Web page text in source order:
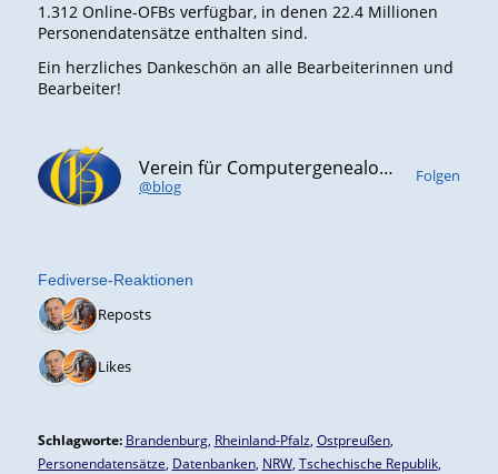
1.312 Online-OFBs verfügbar, in denen 22.4 Millionen
Personendatensätze enthalten sind.
Ein herzliches Dankeschön an alle Bearbeiterinnen und
Bearbeiter!
Verein für Computergenealogie e.V. (CompGen)
@blog
Folgen
Fediverse-Reaktionen
2 Reposts
2 Likes
Schlagworte: Brandenburg, Rheinland-Pfalz, Ostpreußen,
Personendatensätze, Datenbanken, NRW, Tschechische Republik,